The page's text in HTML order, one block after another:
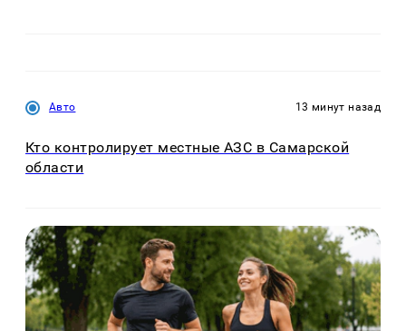
Авто 13 минут назад
Кто контролирует местные АЗС в Самарской
области